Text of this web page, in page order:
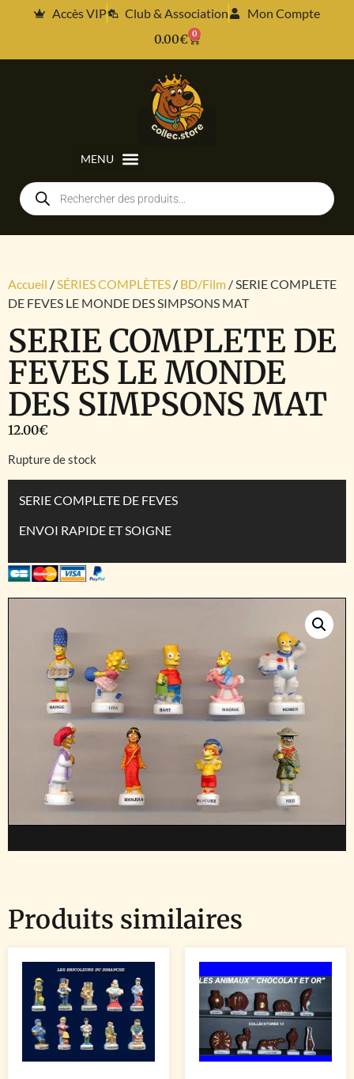
Accès VIP Club & Association
Mon Compte
0.00€ 0
Accueil /SÉRIES COMPLÈTES / BD/Film / SERIE COMPLETE
DE FEVES LE MONDE DES SIMPSONS MAT
SERIE COMPLETE DE
FEVES LE MONDE
DES SIMPSONS MAT
12.00€
Rupture de stock
SERIE COMPLETE DE FEVES
ENVOI RAPIDE ET SOIGNE
Produits similaires